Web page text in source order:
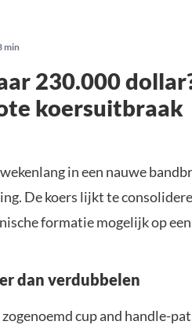
min
230.000
koersuitbraak
in een nauwe
De koers lijkt te
formatie mogelijk op
dan verdubbelen
cup and handle-